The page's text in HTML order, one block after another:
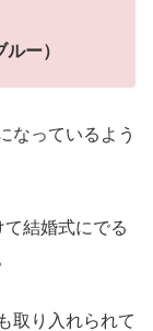
ー）
なっているよう
結婚式にでる
取り入れられて